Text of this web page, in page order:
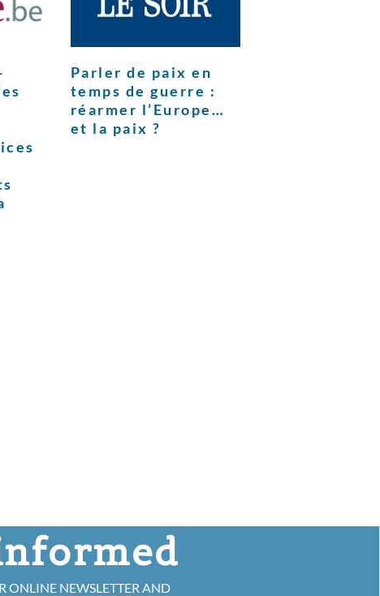
Parler de paix en
temps de guerre :
réarmer l’Europe…
et la paix ?
ONLINE NEWSLETTER AND